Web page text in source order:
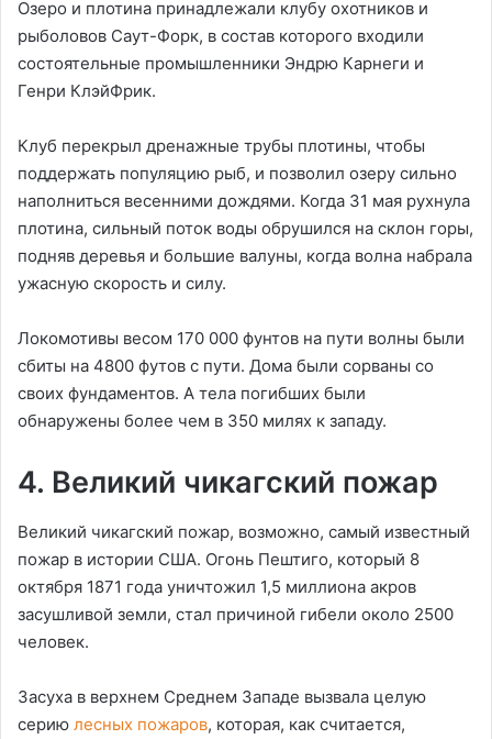
Озеро и плотина принадлежали клубу охотников и
рыболовов Саут-Форк, в состав которого входили
состоятельные промышленники Эндрю Карнеги и
Генри КлэйФрик.
Клуб перекрыл дренажные трубы плотины, чтобы
поддержать популяцию рыб, и позволил озеру сильно
наполниться весенними дождями. Когда 31 мая рухнула
плотина, сильный поток воды обрушился на склон горы,
подняв деревья и большие валуны, когда волна набрала
ужасную скорость и силу.
Локомотивы весом 170 000 фунтов на пути волны были
сбиты на 4800 футов с пути. Дома были сорваны со
своих фундаментов. А тела погибших были
обнаружены более чем в 350 милях к западу.
4. Великий чикагский пожар
Великий чикагский пожар, возможно, самый известный
пожар в истории США. Огонь Пештиго, который 8
октября 1871 года уничтожил 1,5 миллиона акров
засушливой земли, стал причиной гибели около 2500
человек.
Засуха в верхнем Среднем Западе вызвала целую
серию лесных пожаров, которая, как считается,